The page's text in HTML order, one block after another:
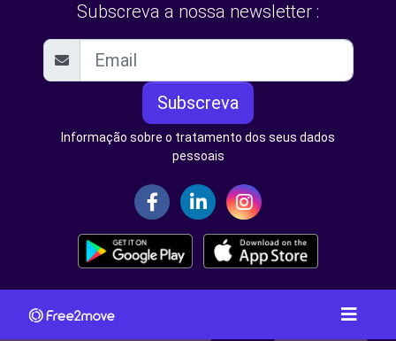
Subscreva a nossa newsletter :
Subscreva
Informação sobre o tratamento dos seus dados
pessoais